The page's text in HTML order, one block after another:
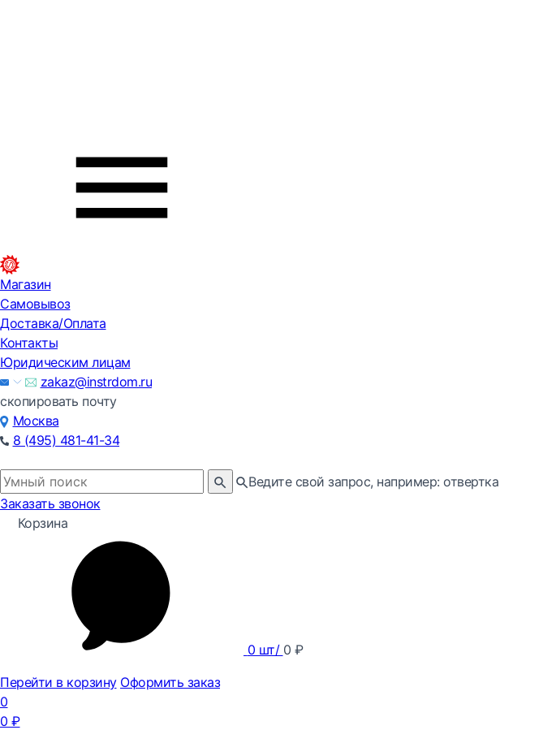
Магазин
Самовывоз
Доставка/Оплата
Контакты
Юридическим лицам
zakaz@instrdom.ru
скопировать почту
Москва
8 (495) 481-41-34
Ведите свой запрос, например: отвертка
Заказать звонок
Корзина
0 шт/ 0 ₽
Перейти в корзину Оформить заказ
0
0 ₽